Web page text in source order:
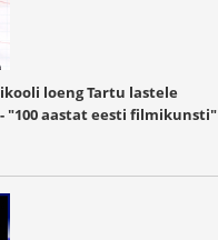
loeng Tartu lastele
"100 aastat eesti filmikunsti"